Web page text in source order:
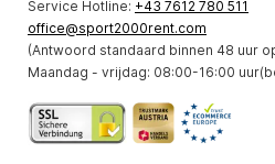
Service Hotline: +43 7612 780 511
office@sport2000rent.com
(Antwoord standaard binnen 48 uur
Maandag - vrijdag: 08:00-16:00